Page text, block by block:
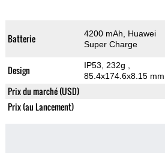
Batterie
4200 mAh, Huawei
Super Charge
Design IP53, 232g
85.4x174.6x8.15 mm
Prix du marché (USD)
Prix (au Lancement)